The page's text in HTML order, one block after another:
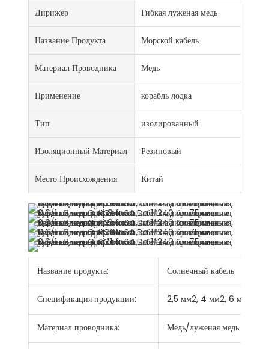
Дирижер Гибкая луженая медь
Название Продукта Морской кабель
Материал Проводника Медь
Применение корабль лодка
Тип изолированный
Изоляционный Материал Резиновый
Место Происхождения Китай
Название продукта: Солнечный кабель
Спецификация продукции: 2,5 мм2, 4 мм2, 6 мм2,
Материал проводника: Медь/луженая медь